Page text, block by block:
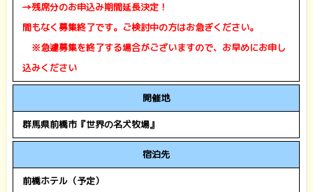
→残席分のお申込み期間延長決定！
間もなく募集終了です。ご検討中の方はお急ぎください。
※急遽募集を終了する場合がございますので、お早めにお申し
込みください
開催地
群馬県前橋市『世界の名犬牧場』
宿泊先
前橋ホテル（予定）